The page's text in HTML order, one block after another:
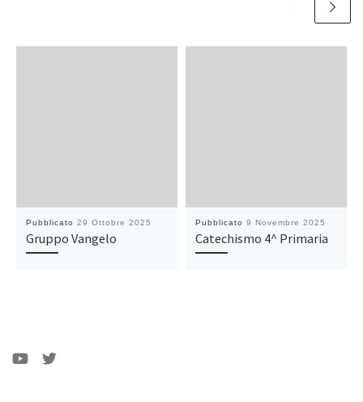
Pubblicato 29 Ottobre 2025
Gruppo Vangelo
Pubblicato 9 Novembre 2025
Catechismo 4^ Primaria